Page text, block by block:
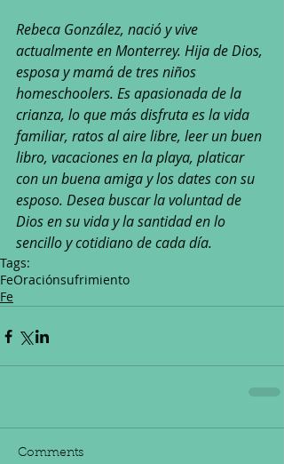
Rebeca González, nació y vive
actualmente en Monterrey. Hija de Dios,
esposa y mamá de tres niños
homeschoolers. Es apasionada de la
crianza, lo que más disfruta es la vida
familiar, ratos al aire libre, leer un buen
libro, vacaciones en la playa, platicar
con un buena amiga y los dates con su
esposo. Desea buscar la voluntad de
Dios en su vida y la santidad en lo
sencillo y cotidiano de cada día.
Tags:
FeOraciónsufrimiento
Fe
Comments